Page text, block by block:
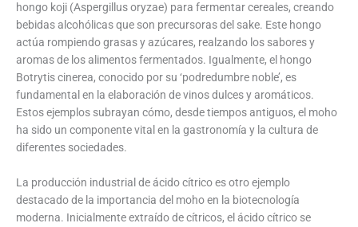
hongo koji (Aspergillus oryzae) para fermentar cereales, creando
bebidas alcohólicas que son precursoras del sake. Este hongo
actúa rompiendo grasas y azúcares, realzando los sabores y
aromas de los alimentos fermentados. Igualmente, el hongo
Botrytis cinerea, conocido por su ‘podredumbre noble’, es
fundamental en la elaboración de vinos dulces y aromáticos.
Estos ejemplos subrayan cómo, desde tiempos antiguos, el moho
ha sido un componente vital en la gastronomía y la cultura de
diferentes sociedades.
La producción industrial de ácido cítrico es otro ejemplo
destacado de la importancia del moho en la biotecnología
moderna. Inicialmente extraído de cítricos, el ácido cítrico se